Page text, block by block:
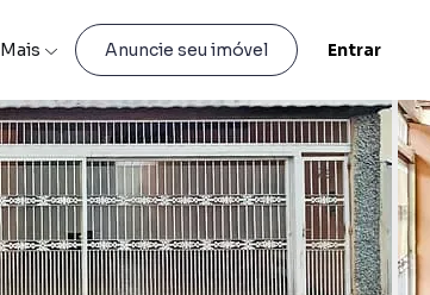
Mais Anuncie seu imóvel Entrar